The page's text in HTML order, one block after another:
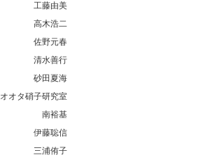
工藤由美
高木浩二
佐野元春
清水善行
砂田夏海
オオタ硝子研究室
南裕基
伊藤聡信
三浦侑子